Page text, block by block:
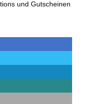
und Gutscheinen